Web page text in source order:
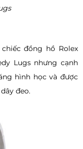
đồng hồ Rolex
Lugs nhưng cạnh
hình học và được
đeo.